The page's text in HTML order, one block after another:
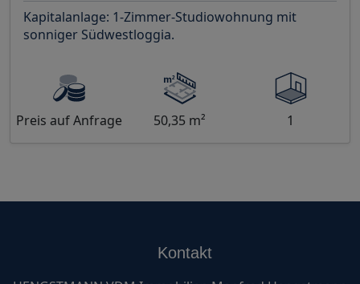
Kapitalanlage: 1-Zimmer-Studiowohnung mit
sonniger Südwestloggia.
Preis auf Anfrage 50,35 m² 1
Kontakt